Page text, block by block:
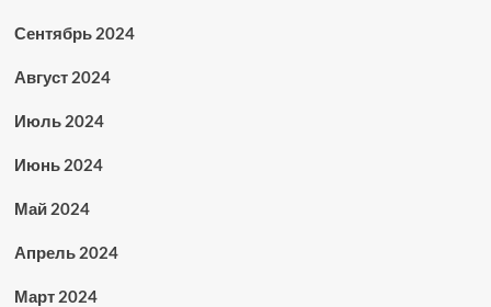
Сентябрь 2024
Август 2024
Июль 2024
Июнь 2024
Май 2024
Апрель 2024
Март 2024